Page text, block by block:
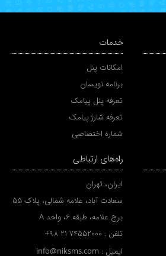
خدمات
امکانات پنل
برنامه نویسان
تعرفه پنل پیامک
تعرفه شارژ پیامک
شماره اختصاصی
راه‌های ارتباطی
ایران، تهران
سعادت آباد، علامه شمالی، پلاک 55
برج علامه، طبقه 6، واحد A
تلفن : +98 21 74552000
ایمیل : info@niksms.com